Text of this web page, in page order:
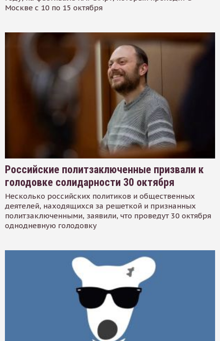
Москве с 10 по 15 октября
Российские политзаключенные призвали к
голодовке солидарности 30 октября
Несколько российских политиков и общественных
деятелей, находящихся за решеткой и признанных
политзаключенными, заявили, что проведут 30 октября
однодневную голодовку